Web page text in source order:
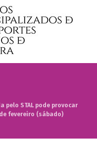
pelo STAL pode provocar
fevereiro (sábado)